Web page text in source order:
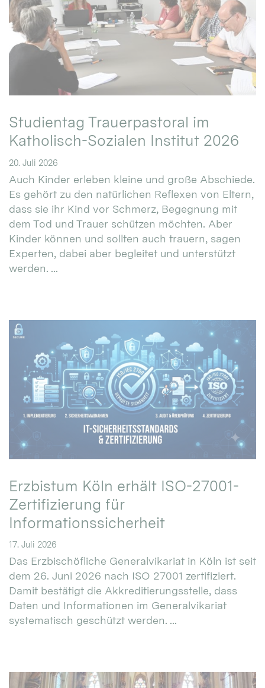
Studientag Trauerpastoral im
Katholisch-Sozialen Institut 2026
20. Juli 2026
Auch Kinder erleben kleine und große Abschiede.
Es gehört zu den natürlichen Reflexen von Eltern,
dass sie ihr Kind vor Schmerz, Begegnung mit
dem Tod und Trauer schützen möchten. Aber
Kinder können und sollten auch trauern, sagen
Experten, dabei aber begleitet und unterstützt
werden. ...
Erzbistum Köln erhält ISO-27001-
Zertifizierung für
Informationssicherheit
17. Juli 2026
Das Erzbischöfliche Generalvikariat in Köln ist seit
dem 26. Juni 2026 nach ISO 27001 zertifiziert.
Damit bestätigt die Akkreditierungsstelle, dass
Daten und Informationen im Generalvikariat
systematisch geschützt werden. ...